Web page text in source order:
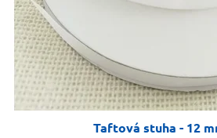
Taftová stuha - 12